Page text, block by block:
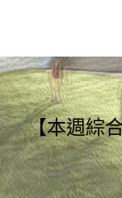
【本週綜